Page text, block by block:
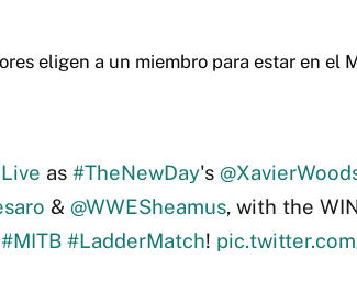
eligen a un miembro para estar en el
as #TheNewDay's
& @WWESheamus, with the
#MITB #LadderMatch!